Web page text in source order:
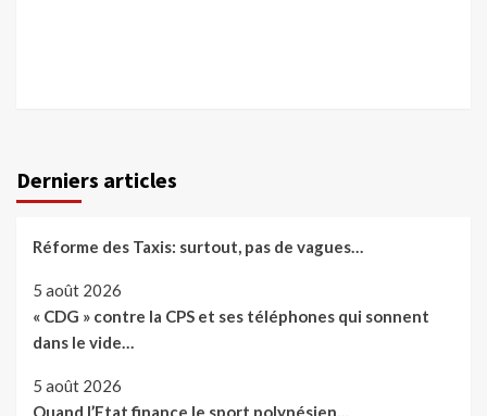
Derniers articles
Réforme des Taxis: surtout, pas de vagues…
5 août 2026
« CDG » contre la CPS et ses téléphones qui sonnent
dans le vide…
5 août 2026
Quand l’Etat finance le sport polynésien…